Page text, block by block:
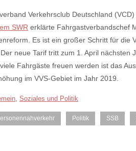
Verkehrsclub Deutschland
SWR erklärte Fahrgastverbandschef
Es ist ein großer Schritt für die
neue Tarif tritt zum 1. April nächsten
Fahrgäste freuen werden ist das
im VVS-Gebiet im Jahr 2019.
Soziales und Politik
Politik SSB